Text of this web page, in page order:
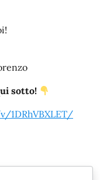
sotto!
1DRhVBXLET/